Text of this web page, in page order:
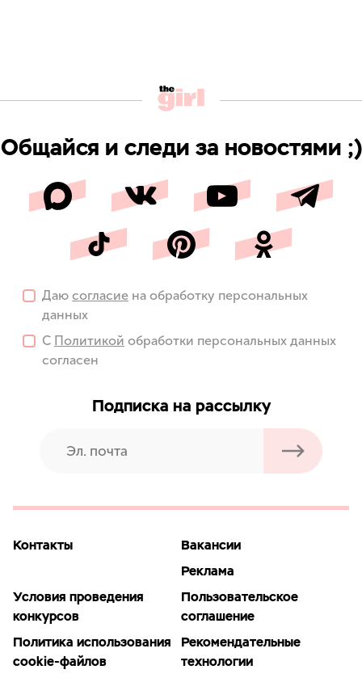
Общайся и следи за новостями ;)
Даю согласие на обработку персональных
данных
С Политикой обработки персональных данных
согласен
Подписка на рассылку
Контакты
Вакансии
Реклама
Условия проведения
конкурсов
Пользовательское
соглашение
Политика использования
cookie-файлов
Рекомендательные
технологии